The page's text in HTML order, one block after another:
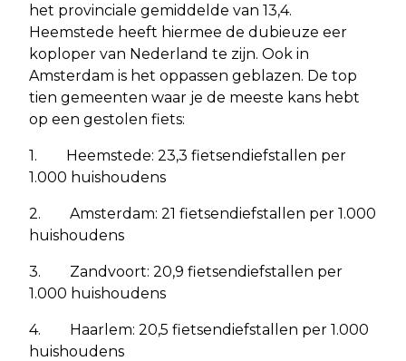
het provinciale gemiddelde van 13,4.
Heemstede heeft hiermee de dubieuze eer
koploper van Nederland te zijn. Ook in
Amsterdam is het oppassen geblazen. De top
tien gemeenten waar je de meeste kans hebt
op een gestolen fiets:
1. Heemstede: 23,3 fietsendiefstallen per
1.000 huishoudens
2. Amsterdam: 21 fietsendiefstallen per 1.000
huishoudens
3. Zandvoort: 20,9 fietsendiefstallen per
1.000 huishoudens
4. Haarlem: 20,5 fietsendiefstallen per 1.000
huishoudens